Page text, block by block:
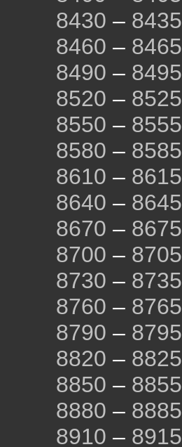
8430 – 8435
8460 – 8465
8490 – 8495
8520 – 8525
8550 – 8555
8580 – 8585
8610 – 8615
8640 – 8645
8670 – 8675
8700 – 8705
8730 – 8735
8760 – 8765
8790 – 8795
8820 – 8825
8850 – 8855
8880 – 8885
8910 – 8915